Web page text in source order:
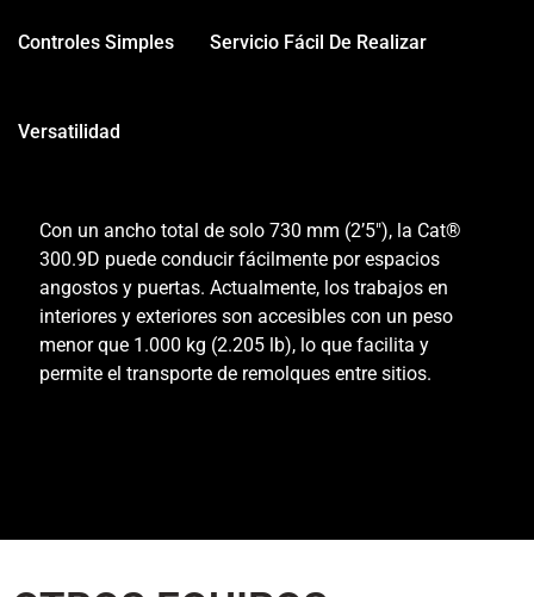
Controles Simples Servicio Fácil De Realizar
Versatilidad
Con un ancho total de solo 730 mm (2’5″), la Cat®
300.9D puede conducir fácilmente por espacios
angostos y puertas. Actualmente, los trabajos en
interiores y exteriores son accesibles con un peso
menor que 1.000 kg (2.205 lb), lo que facilita y
permite el transporte de remolques entre sitios.